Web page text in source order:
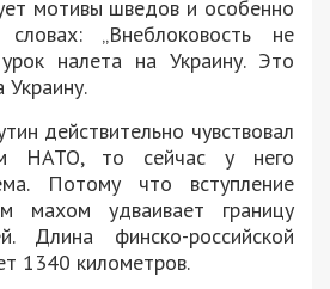
мотивы шведов и особенно
„Внеблоковость не
налета на Украину. Это
Украину.
действительно чувствовал
НАТО, то сейчас у него
Потому что вступление
махом удваивает границу
Длина финско-российской
1340 километров.